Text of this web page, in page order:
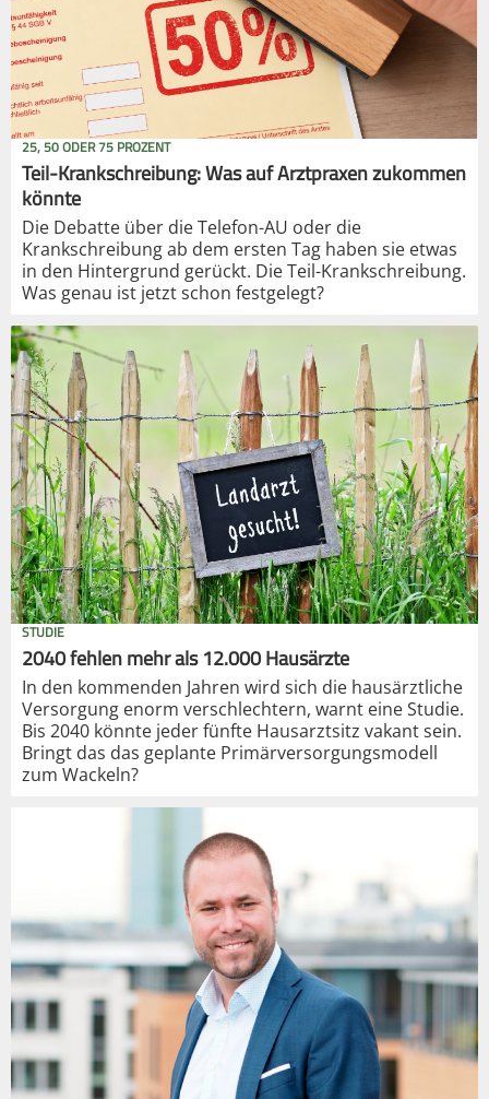
25, 50 ODER 75 PROZENT
Teil-Krankschreibung: Was auf Arztpraxen zukommen
könnte
Die Debatte über die Telefon-AU oder die
Krankschreibung ab dem ersten Tag haben sie etwas
in den Hintergrund gerückt. Die Teil-Krankschreibung.
Was genau ist jetzt schon festgelegt?
STUDIE
2040 fehlen mehr als 12.000 Hausärzte
In den kommenden Jahren wird sich die hausärztliche
Versorgung enorm verschlechtern, warnt eine Studie.
Bis 2040 könnte jeder fünfte Hausarztsitz vakant sein.
Bringt das das geplante Primärversorgungsmodell
zum Wackeln?